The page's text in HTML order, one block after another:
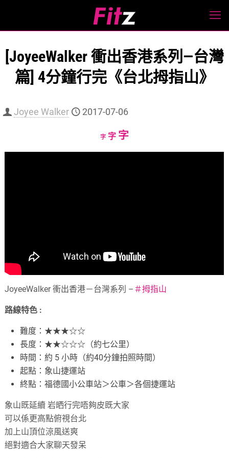
[JoyeeWalker 衝出香港系列—台灣
篇] 4分鐘行完《台北拇指山》
Joyee Walker 2017-07-06
字Decrease
字Reset
字Increase
JoyeeWalker 衝出香港－台灣系列 – ＃拇指山
路線特色 :
難度：★★★☆☆
長度：★★☆☆☆（約七公里）
時間：約 5 小時（約40分鐘拍照時間）
起點：象山捷運站
終點：福德國小公車站＞公車＞各個捷運站
象山既延續 岩晒行完唔夠皮既大家
可以係更高點俯視台北
加上山頂位涼風送爽
絕對適合大家聊天發呆